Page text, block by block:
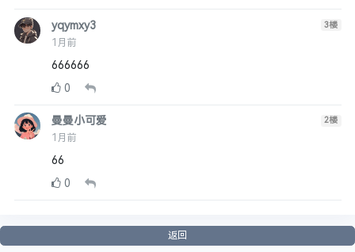
yqymxy3
1月前
3楼
666666
0
曼曼小可爱
1月前
2楼
66
0
返回